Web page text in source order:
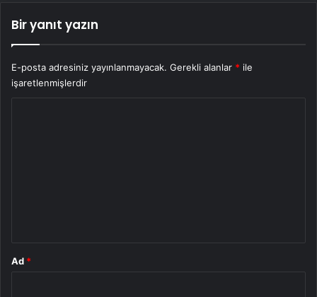
Bir yanıt yazın
E-posta adresiniz yayınlanmayacak. Gerekli alanlar * ile
işaretlenmişlerdir
Ad *